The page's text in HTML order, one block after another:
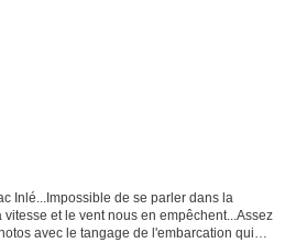
Inlé...Impossible de se parler dans la
et le vent nous en empêchent...Assez
avec le tangage de l'embarcation qui